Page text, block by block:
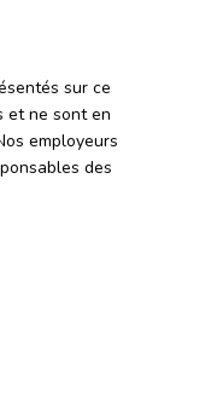
sur ce
et ne sont en
employeurs
des